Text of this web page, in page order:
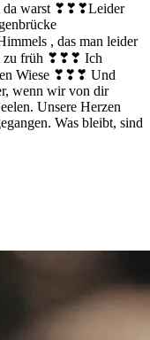
da warst ❣❣❣Leider
, das man leider
zu früh ❣❣❣ Ich
Wiese ❣❣❣ Und
wenn wir von dir
Unsere Herzen
Was bleibt, sind